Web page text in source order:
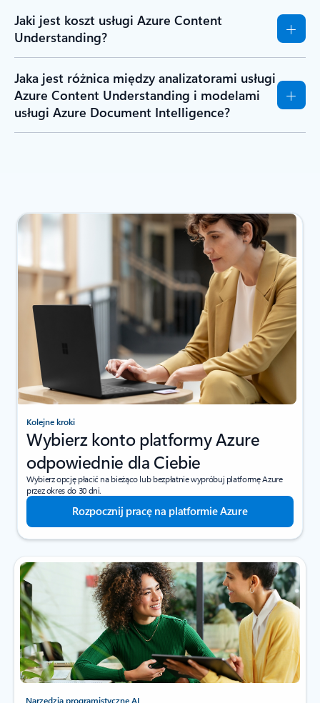
Jaki jest koszt usługi Azure Content
Understanding?
Jaka jest różnica między analizatorami usługi
Azure Content Understanding i modelami
usługi Azure Document Intelligence?
Kolejne kroki
Wybierz konto platformy Azure
odpowiednie dla Ciebie
Wybierz opcję płacić na bieżąco lub bezpłatnie wypróbuj platformę Azure
przez okres do 30 dni.
Rozpocznij pracę na platformie Azure
Narzędzia programistyczne AI